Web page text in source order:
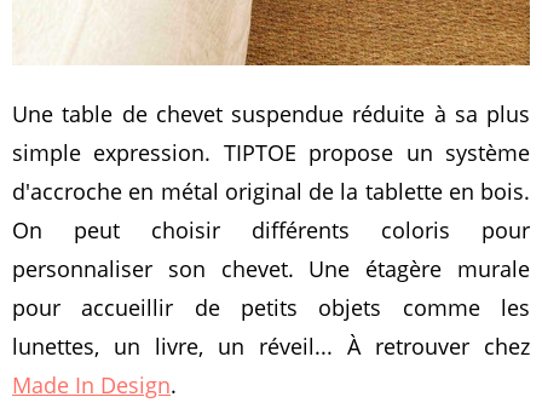
Une table de chevet suspendue réduite à sa plus
simple expression. TIPTOE propose un système
d'accroche en métal original de la tablette en bois.
On peut choisir différents coloris pour
personnaliser son chevet. Une étagère murale
pour accueillir de petits objets comme les
lunettes, un livre, un réveil... À retrouver chez
Made In Design.